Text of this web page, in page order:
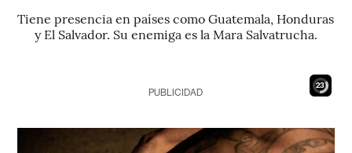
Tiene presencia en países como Guatemala, Honduras
y El Salvador. Su enemiga es la Mara Salvatrucha.
22
PUBLICIDAD